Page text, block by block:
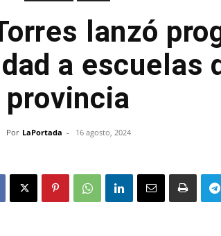
lanzó
a escuelas
provincia
Por LaPortada - 16 agosto, 2024